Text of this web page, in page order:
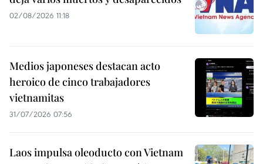
02/08/2026 11:18
Medios japoneses destacan acto
heroico de cinco trabajadores
vietnamitas
31/07/2026 07:56
Laos impulsa oleoducto con Vietnam